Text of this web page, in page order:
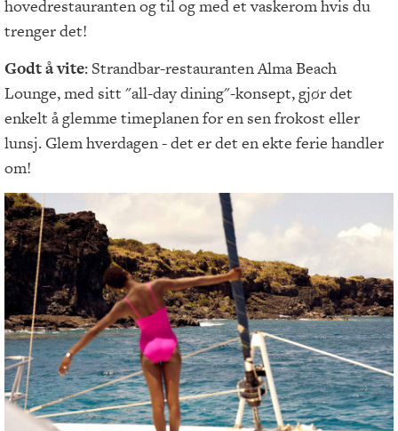
hovedrestauranten og til og med et vaskerom hvis du
trenger det!
Godt å vite: Strandbar-restauranten Alma Beach
Lounge, med sitt "all-day dining"-konsept, gjør det
enkelt å glemme timeplanen for en sen frokost eller
lunsj. Glem hverdagen - det er det en ekte ferie handler
om!